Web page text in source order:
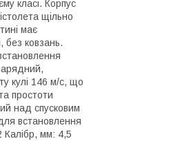
класі. Корпус
щільно
має
без ковзань.
кулі 146 м/с, що
простоти
над спусковим
встановлення
Калібр, мм: 4,5